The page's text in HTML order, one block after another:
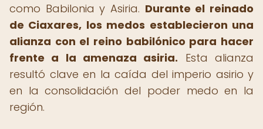
como Babilonia y Asiria. Durante el reinado
de Ciaxares, los medos establecieron una
alianza con el reino babilónico para hacer
frente a la amenaza asiria. Esta alianza
resultó clave en la caída del imperio asirio y
en la consolidación del poder medo en la
región.